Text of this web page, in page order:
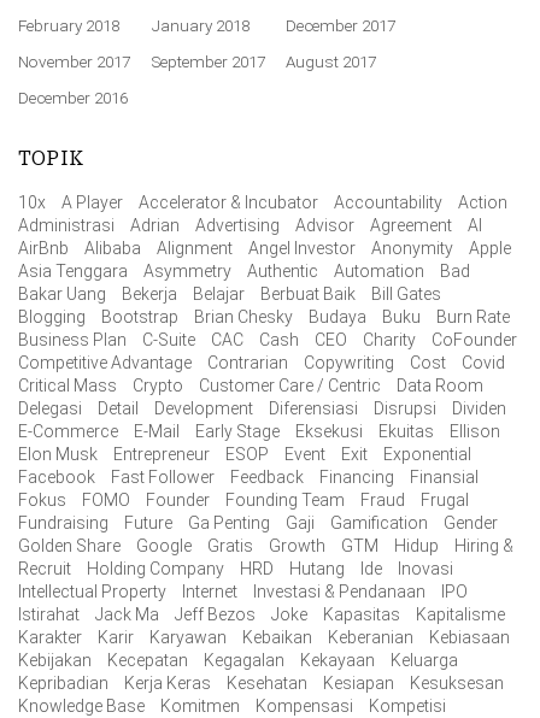
February 2018
January 2018
December 2017
November 2017
September 2017
August 2017
December 2016
TOPIK
10x A Player Accelerator & Incubator Accountability
Action
Administrasi
Adrian Advertising Advisor Agreement
AI
AirBnb
Alibaba Alignment Angel Investor Anonymity
Apple
Asia Tenggara
Asymmetry Authentic Automation
Bad
Bakar Uang
Bekerja Belajar Berbuat Baik
Bill Gates
Blogging
Bootstrap Brian Chesky Budaya Buku
Burn Rate
Business Plan
C-Suite CAC Cash CEO Charity
CoFounder
Competitive Advantage
Contrarian Copywriting Cost
Covid
Critical Mass
Crypto Customer Care / Centric
Data Room
Delegasi
Detail Development Diferensiasi Disrupsi
Dividen
E-Commerce
E-Mail Early Stage Eksekusi Ekuitas
Ellison
Elon Musk
Entrepreneur ESOP Event Exit
Exponential
Facebook
Fast Follower Feedback Financing
Finansial
Fokus
FOMO Founder Founding Team Fraud
Frugal
Fundraising
Future Ga Penting Gaji Gamification
Gender
Golden Share
Google Gratis Growth GTM Hidup
Hiring &
Recruit
Holding Company HRD Hutang Ide
Inovasi
Intellectual Property
Internet Investasi & Pendanaan
IPO
Istirahat
Jack Ma Jeff Bezos Joke Kapasitas
Kapitalisme
Karakter
Karir Karyawan Kebaikan Keberanian
Kebiasaan
Kebijakan
Kecepatan Kegagalan Kekayaan
Keluarga
Kepribadian
Kerja Keras Kesehatan Kesiapan
Kesuksesan
Knowledge Base
Komitmen Kompensasi
Kompetisi